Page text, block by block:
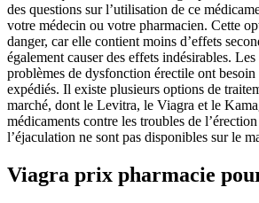
des questions sur l’utilisation de ce
votre médecin ou votre pharmacien. Cette
danger, car elle contient moins d’effets
également causer des effets indésirables.
problèmes de dysfonction érectile ont
expédiés. Il existe plusieurs options de
marché, dont le Levitra, le Viagra et le
médicaments contre les troubles de
l’éjaculation ne sont pas disponibles sur le
Viagra prix pharmacie